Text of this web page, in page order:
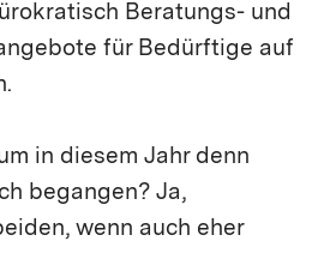
Beratungs- und
für Bedürftige auf
in diesem Jahr denn
begangen? Ja,
wenn auch eher